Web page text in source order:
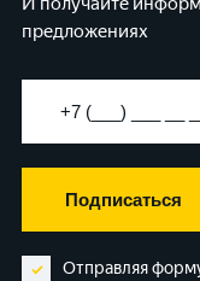
предложениях
Подписаться
Отправляя